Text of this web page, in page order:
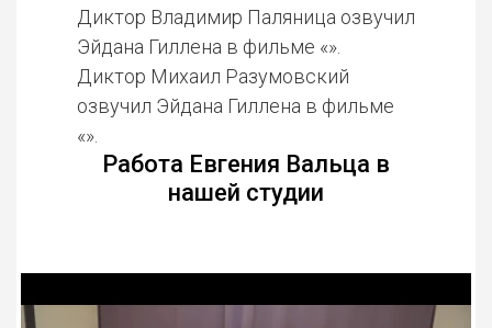
Диктор Владимир Паляница озвучил
Эйдана Гиллена в фильме «».
Диктор Михаил Разумовский
озвучил Эйдана Гиллена в фильме
«».
Работа Евгения Вальца в
нашей студии